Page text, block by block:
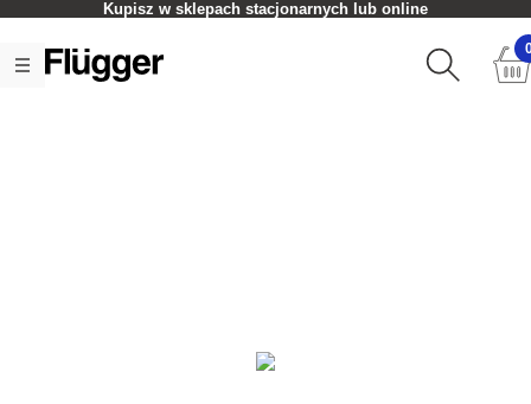
Kupisz w sklepach stacjonarnych lub online